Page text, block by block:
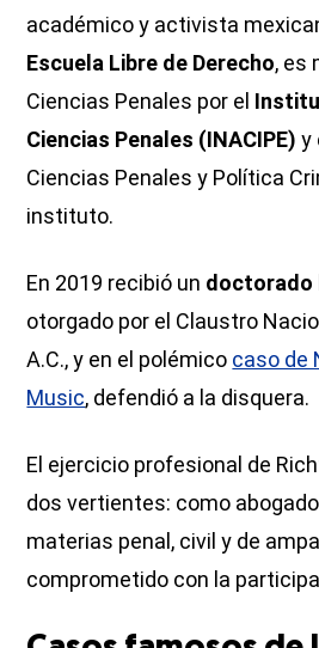
académico y activista
Escuela Libre de Derecho, es
Ciencias Penales por el
Ciencias Penales (INACIPE) y
Ciencias Penales y Política
instituto.
En 2019 recibió un doctorado
otorgado por el Claustro
A.C., y en el polémico caso de
Music, defendió a la disquera.
El ejercicio profesional de
dos vertientes: como
materias penal, civil y de
comprometido con la